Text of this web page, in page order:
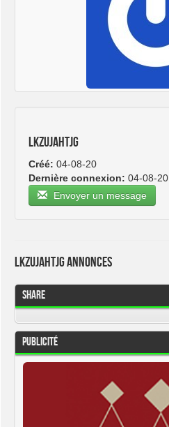
lkzujahtjg
Créé: 04-08-20
Dernière connexion: 04-08-20
Envoyer un message
lkzujahtjg Annonces
Share
Publicité